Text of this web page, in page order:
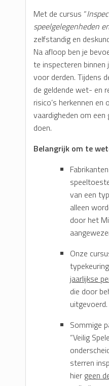
Met de cursus “
speelgelegenheden
zelfstandig en
Na afloop ben je
te inspecteren binnen
voor derden. Tijdens
de geldende wet- en
risico’s herkennen en
vaardigheden om
doen.
Belangrijk om te
van een
alleen
door het
Onze
jaarlijkse
die door
uitgevoerd.
Sommige
“Veilig
sterren
hier geen